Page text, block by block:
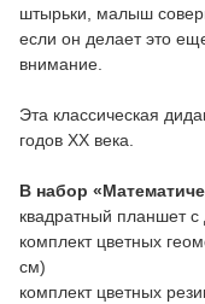
штырьки, малыш
если он делает это
внимание.
Эта классическая
годов XX века.
В набор
квадратный планшет
комплект цветных
см)
комплект цветных